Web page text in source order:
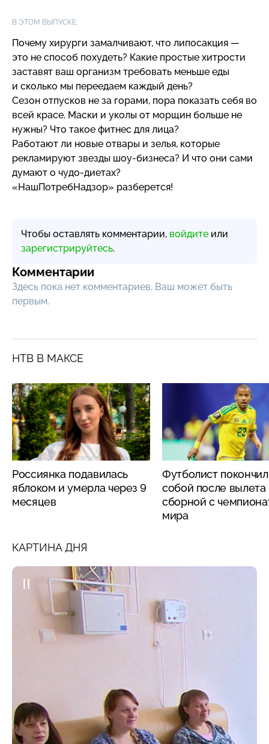
В ЭТОМ ВЫПУСКЕ:
Почему хирурги замалчивают, что липосакция —
это не способ похудеть? Какие простые хитрости
заставят ваш организм требовать меньше еды
и сколько мы переедаем каждый день?
Сезон отпусков не за горами, пора показать себя во
всей красе. Маски и уколы от морщин больше не
нужны? Что такое фитнес для лица?
Работают ли новые отвары и зелья, которые
рекламируют звезды шоу-бизнеса? И что они сами
думают о чудо-диетах?
«НашПотребНадзор» разберется!
Чтобы оставлять комментарии, войдите или
зарегистрируйтесь.
Комментарии
Здесь пока нет комментариев, Ваш может быть
первым.
НТВ В МАКСЕ
Россиянка подавилась
яблоком и умерла через 9
месяцев
Футболист
собой после вылета
сборной с
мира
КАРТИНА ДНЯ